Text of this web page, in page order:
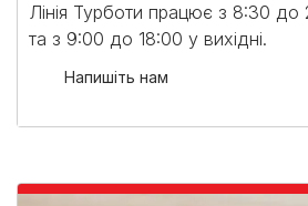
Лінія Турботи працює з 8:30 до
та з 9:00 до 18:00 у вихідні.​
Напишіть нам